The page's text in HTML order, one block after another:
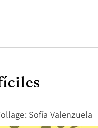
Sofía Valenzuela